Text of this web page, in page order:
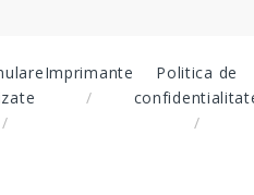
Imprimante
Politica de